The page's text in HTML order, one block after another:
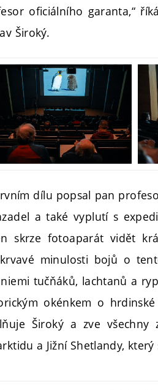
oficiálního garanta,“
Široký.
dílu popsal pan
a také vyplutí s
skrze fotoaparát vidět
minulosti bojů o
tučňáků, lachtanů a
okénkem o
Široký a zve všechny
a Jižní Shetlandy,